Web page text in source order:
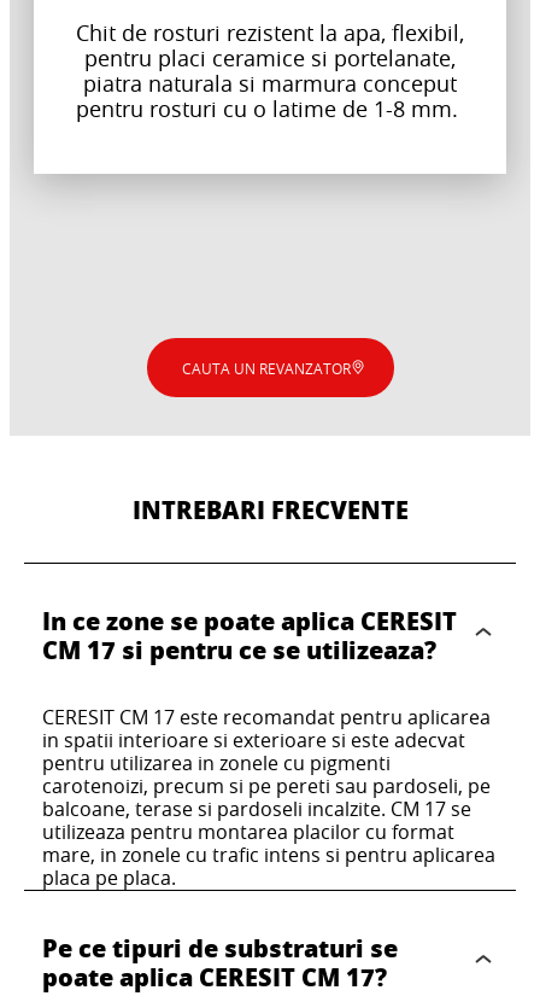
Chit de rosturi rezistent la apa, flexibil,
pentru placi ceramice si portelanate,
piatra naturala si marmura conceput
pentru rosturi cu o latime de 1-8 mm.
Hidroizolatie monocomponenta flexibila
adecvata pentru zonele umede din
interior.
apa, pentru etansarea racordurilor si a
rosturilor de dilatatie in instalatiile
sanitare.
CERESIT CT 19
aderenta sigura intre tencuieli ceramice,
pietre naturale, materiale de sapa pentru
pereti si pardoseli si pe substraturi
dificile.
CERESIT CT 17
Amorsa pentru consolidarea suprafetei
tuturor substraturilor absorbante pentru
aplicarea in interior si in exterior, inainte
de fixarea placilor ceramice, turnarea
pardoselilor sau fixarea placilor
termoizolante.
CERESIT CM 22
Adeziv special pentru aplicarea pe placi cu
format mare pe substraturi dificile,
adecvat pentru pardoseli si balcoane
incalzite.
CAUTA UN REVANZATOR
INTREBARI FRECVENTE
In ce zone se poate aplica CERESIT
CM 17 si pentru ce se utilizeaza?
CERESIT CM 17 este recomandat pentru aplicarea
in spatii interioare si exterioare si este adecvat
pentru utilizarea in zonele cu pigmenti
carotenoizi, precum si pe pereti sau pardoseli, pe
balcoane, terase si pardoseli incalzite. CM 17 se
utilizeaza pentru montarea placilor cu format
mare, in zonele cu trafic intens si pentru aplicarea
placa pe placa.
Pe ce tipuri de substraturi se
poate aplica CERESIT CM 17?